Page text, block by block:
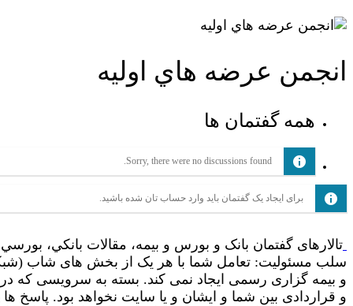
انجمن عرضه هاي اوليه
همه گفتمان ها
Sorry, there were no discussions found.
برای ایجاد یک گفتمان باید وارد حساب تان شده باشید.
تالارهای گفتمان بانک و بورس و بیمه، مقالات بانکي،
سلب مسئولیت: تعامل شما با هر یک از بخش های شاب (شبکه
و بیمه گزاری رسمی ایجاد نمی کند. بسته به سرویسی که
و قراردادی بین شما و ایشان و یا سایت نخواهد بود. پاسخ